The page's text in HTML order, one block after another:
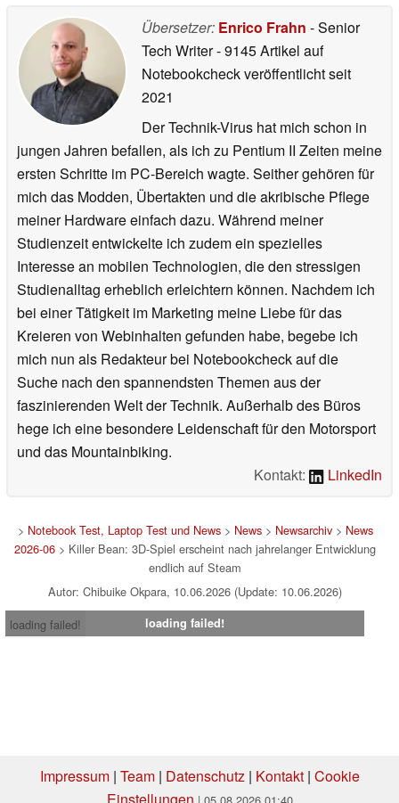
Übersetzer: Enrico Frahn - Senior
Tech Writer- 9145 Artikel auf
Notebookcheck veröffentlichtseit
2021
Der Technik-Virus hat mich schon in
jungen Jahren befallen, als ich zu Pentium II Zeiten meine
ersten Schritte im PC-Bereich wagte. Seither gehören für
mich das Modden, Übertakten und die akribische Pflege
meiner Hardware einfach dazu. Während meiner
Studienzeit entwickelte ich zudem ein spezielles
Interesse an mobilen Technologien, die den stressigen
Studienalltag erheblich erleichtern können. Nachdem ich
bei einer Tätigkeit im Marketing meine Liebe für das
Kreieren von Webinhalten gefunden habe, begebe ich
mich nun als Redakteur bei Notebookcheck auf die
Suche nach den spannendsten Themen aus der
faszinierenden Welt der Technik. Außerhalb des Büros
hege ich eine besondere Leidenschaft für den Motorsport
und das Mountainbiking.
Kontakt:
LinkedIn
> Notebook Test, Laptop Test und News> News> Newsarchiv> News
2026-06 > Killer Bean: 3D-Spiel erscheint nach jahrelanger Entwicklung
endlich auf Steam
Autor: Chibuike Okpara, 10.06.2026 (Update: 10.06.2026)
loading failed!
loading failed!
Impressum| Team| Datenschutz| Kontakt| Cookie